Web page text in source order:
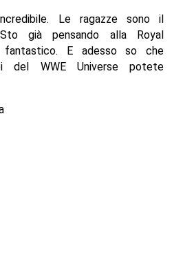
Le ragazze sono il
già pensando alla Royal
fantastico. E adesso so che
del WWE Universe potete